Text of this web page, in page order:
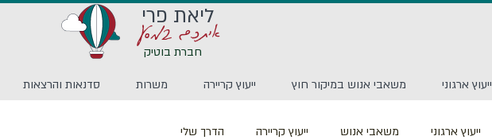
איתכם במסע
חברת בוטיק
ליאת פרי
ייעוץ ארגוני משאבי אנוש במיקור חוץ ייעוץ קריירה משרות סדנאות והרצאות
ייעוץ ארגוני משאבי אנוש ייעוץ קריירה הדרך שלי